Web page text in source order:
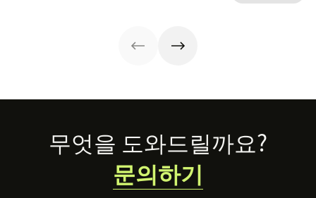
기술을 연마하는
Footer무엇을 도와드릴까요?
문의하기